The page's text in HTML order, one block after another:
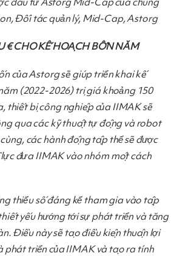
Đối tác quản lý, Mid-Cap, Astorg
€ CHO KẾ HOẠCH BỐN NĂM
của Astorg sẽ giúp triển khai kế
(2022-2026) trị giá khoảng 150
thiết bị công nghiệp của IIMAK sẽ
qua các kỹ thuật tự động và robot
các hành động tập thể sẽ được
đưa IIMAK vào nhóm một cách
thiểu số đáng kể tham gia vào tập
yếu hướng tới sự phát triển và tăng
Điều này sẽ tạo điều kiện thuận lợi
phát triển của IIMAK và tạo ra tính